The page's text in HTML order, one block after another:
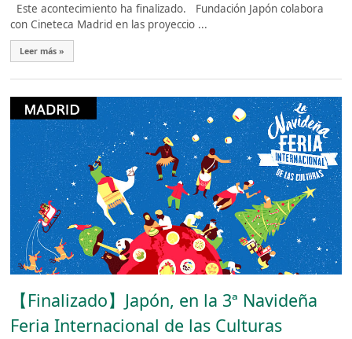
Este acontecimiento ha finalizado. Fundación Japón colabora
con Cineteca Madrid en las proyeccio ...
Leer más »
【Finalizado】Japón, en la 3ª Navideña
Feria Internacional de las Culturas